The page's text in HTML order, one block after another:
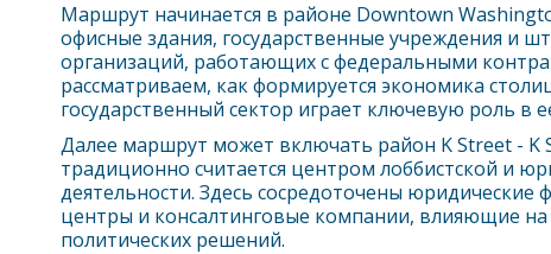
Маршрут начинается в районе Downtown
офисные здания, государственные учреждения и
организаций, работающих с федеральными
рассматриваем, как формируется экономика
государственный сектор играет ключевую роль в
Далее маршрут может включать район K Street - K
традиционно считается центром лоббистской и
деятельности. Здесь сосредоточены юридические
центры и консалтинговые компании, влияющие на
политических решений.